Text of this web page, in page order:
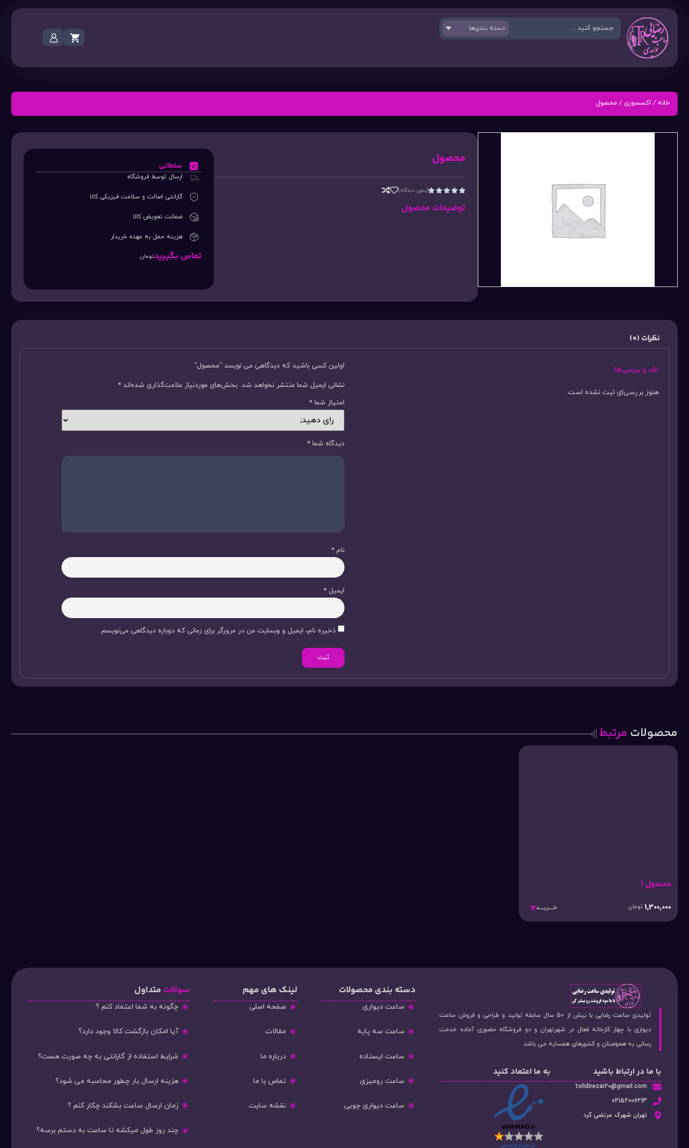
خانه / اکسسوری / محصول
محصول




(بدون دیدگاه)
توضیحات محصول
سلطانی
ارسال توسط فروشگاه
گارانتی اصالت و سلامت فیزیکی کالا
ضمانت تعویض کالا
هزینه حمل به عهده خریدار
تماس بگیریدتومان
نظرات (0)
نقد و بررسی‌ها
هنوز بررسی‌ای ثبت نشده است.
اولین کسی باشید که دیدگاهی می نویسد “محصول”
نشانی ایمیل شما منتشر نخواهد شد. بخش‌های موردنیاز علامت‌گذاری شده‌اند *
امتیاز شما *
دیدگاه شما *
نام *
ایمیل *
ذخیره نام، ایمیل و وبسایت من در مرورگر برای زمانی که دوباره دیدگاهی می‌نویسم.
محصولات مرتبط
محصول 1
1,300,000 تومان خـــریـــد
تولیدی ساعت رضایی با بیش از 50 سال سابقه تولید و طراحی و فروش ساعت
دیواری با چهار کارخانه فعال در شهرتهران و دو فروشگاه حضوری آماده خدمت
رسانی به هموصنان و کشورهای همسایه می باشد
با ما در ارتباط باشید
tolidirezai20@gmail.com
02152006213
تهران شهرک مرتضی گرد
به ما اعتماد کنید
دسته‌ بندی محصولات
ساعت دیواری
ساعت سه پایه
ساعت ایستاده
ساعت رومیزی
ساعت دیواری چوبی
لینک های مهم
صفحه اصلی
مقالات
درباره ما
تماس با ما
نقشه سایت
سوالات متداول
چگونه به شما اعتماد کنم ؟
آیا امکان بازگشت کالا وجود دارد؟
شرایط استفاده از گارانتی به چه صورت هست؟
هزینه ارسال بار چطور محاسبه می شود؟
زمان ارسال ساعت بشکند چکار کنم ؟
چند روز طول میکشه تا ساعت به دستم برسه؟